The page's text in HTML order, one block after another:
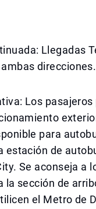
Llegadas
direcciones.
Los pasajeros
para
estación de
Se aconseja a
la sección de
el Metro de